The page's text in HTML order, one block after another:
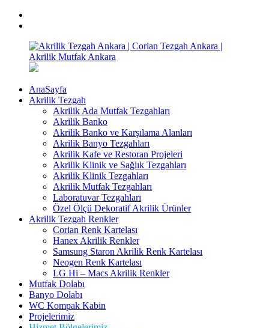
İçeriğe
Akrilik
Akrilik
AnaSayfa
Akrilik Tezgah
Akrilik Ada Mutfak Tezgahları
Akrilik Banko
Akrilik Banko ve Karşılama Alanları
Akrilik Banyo Tezgahları
Akrilik Kafe ve Restoran Projeleri
Akrilik Klinik ve Sağlık Tezgahları
Akrilik Klinik Tezgahları
Akrilik Mutfak Tezgahları
Laboratuvar Tezgahları
Özel Ölçü Dekoratif Akrilik Ürünler
Akrilik Tezgah Renkler
Corian Renk Kartelası
Hanex Akrilik Renkler
Samsung Staron Akrilik Renk Kartelası
Neogen Renk Kartelası
LG Hi – Macs Akrilik Renkler
Mutfak Dolabı
Banyo Dolabı
WC Kompak Kabin
Projelerimiz